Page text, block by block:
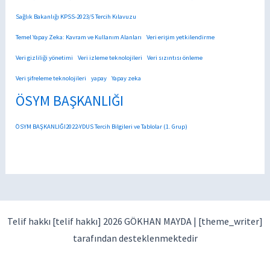
Sağlık Bakanlığı KPSS-2023/5 Tercih Kılavuzu
Temel Yapay Zeka: Kavram ve Kullanım Alanları Veri erişim yetkilendirme
Veri gizliliği yönetimi Veri izleme teknolojileri Veri sızıntısı önleme
Veri şifreleme teknolojileri yapay Yapay zeka
ÖSYM BAŞKANLIĞI
ÖSYM BAŞKANLIĞI2022-YDUS Tercih Bilgileri ve Tablolar (1. Grup)
Telif hakkı [telif hakkı] 2026 GÖKHAN MAYDA | [theme_writer]
tarafından desteklenmektedir